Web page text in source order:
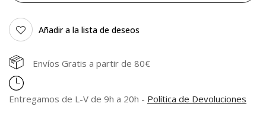
Añadir a la lista de deseos
Envíos Gratis a partir de 80€
Entregamos de L-V de 9h a 20h - Política de Devoluciones